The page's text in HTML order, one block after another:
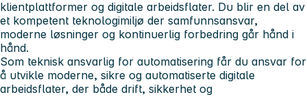
klientplattformer og digitale arbeidsflater. Du blir en del av
et kompetent teknologimiljø der samfunnsansvar,
moderne løsninger og kontinuerlig forbedring går hånd i
hånd.
Som teknisk ansvarlig for automatisering får du ansvar for
å utvikle moderne, sikre og automatiserte digitale
arbeidsflater, der både drift, sikkerhet og